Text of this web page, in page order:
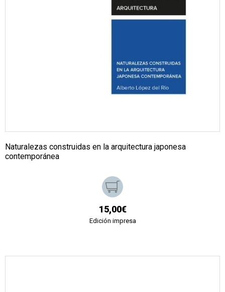
Naturalezas construidas en la arquitectura japonesa
contemporánea
15,00€
Edición impresa